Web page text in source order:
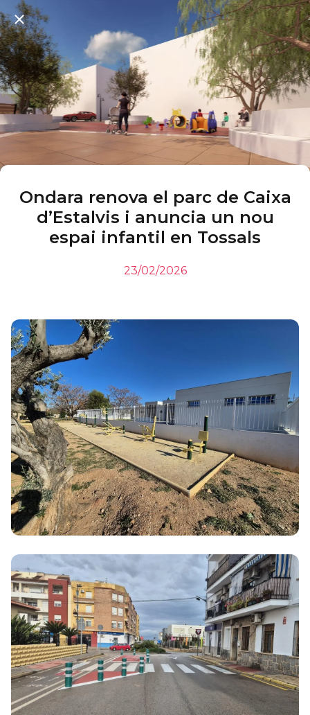
Ondara renova el parc de Caixa
d’Estalvis i anuncia un nou
espai infantil en Tossals
23/02/2026